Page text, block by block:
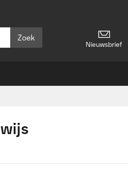
Zoek
Nieuwsbrief